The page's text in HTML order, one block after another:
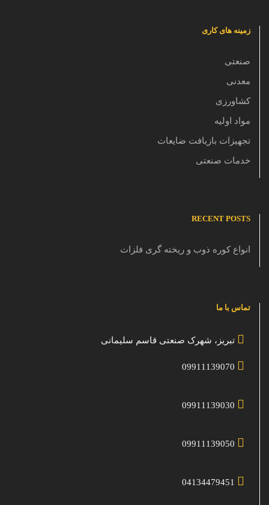
زمینه های کاری
صنعتی
معدنی
کشاورزی
مواد اولیه
تجهیزات بازیافت ضایعات
خدمات صنعتی
RECENT POSTS
انواع کوره ذوب و ریخته گری فلزات
تماس با ما
تبریز، شهرک صنعتی قاسم سلیمانی